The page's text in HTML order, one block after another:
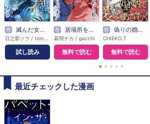
巻 滅んだ女王の魂が愛を知るまで【単行本版】
試し読み
巻 居場所を奪われ続けた私はどこに行けばいいのでしょうか？（分冊版）
暮間チカ / gacchi
無料で読む
巻 偽りの婚姻で愛をあざむく
CHIEKO.T
無料で読む
● ● ● ● ●
最近チェックした漫画